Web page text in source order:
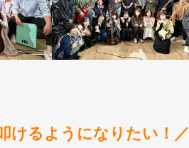
けるようになりたい！／